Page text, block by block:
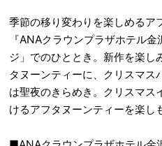
季節の移り変わりを楽しめるア
『ANAクラウンプラザホテル
ジ」でのひととき。新作を楽し
タヌーンティーに、クリスマス
は聖夜のきらめき。クリスマス
けるアフタヌーンティーを楽し